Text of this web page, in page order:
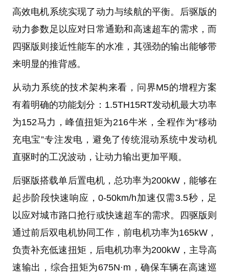
高效电机系统实现了动力与续航的平衡。后驱版的
动力参数足以应对日常通勤和高速超车的需求，而
四驱版则接近性能车的水准，其强劲的输出能够带
来明显的推背感。
从动力系统的技术架构来看，问界M5的增程方案
有着明确的功能划分：1.5TH15RT发动机最大功率
为152马力，峰值扭矩为216牛米，全程作为“移动
充电宝”专注发电，避免了传统混动系统中发动机
直驱时的工况波动，让动力输出更加平顺。
后驱版搭载单后置电机，总功率为200kW，能够在
起步阶段快速响应，0-50km/h加速仅需3.5秒，足
以应对城市路口抢行或快速超车的需求。四驱版则
通过前后双电机协同工作，前电机功率为165kW，
负责补充低速扭矩，后电机功率为200kW，主导高
速输出，综合扭矩为675N·m，确保车辆在高速巡